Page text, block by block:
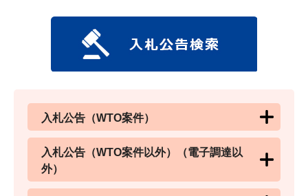
入札公告（WTO案件）
入札公告（WTO案件以外）（電子調達以
外）